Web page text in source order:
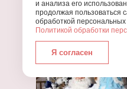
и анализа его
продолжая пользоваться
обработкой
Политикой обработки
Я согласен